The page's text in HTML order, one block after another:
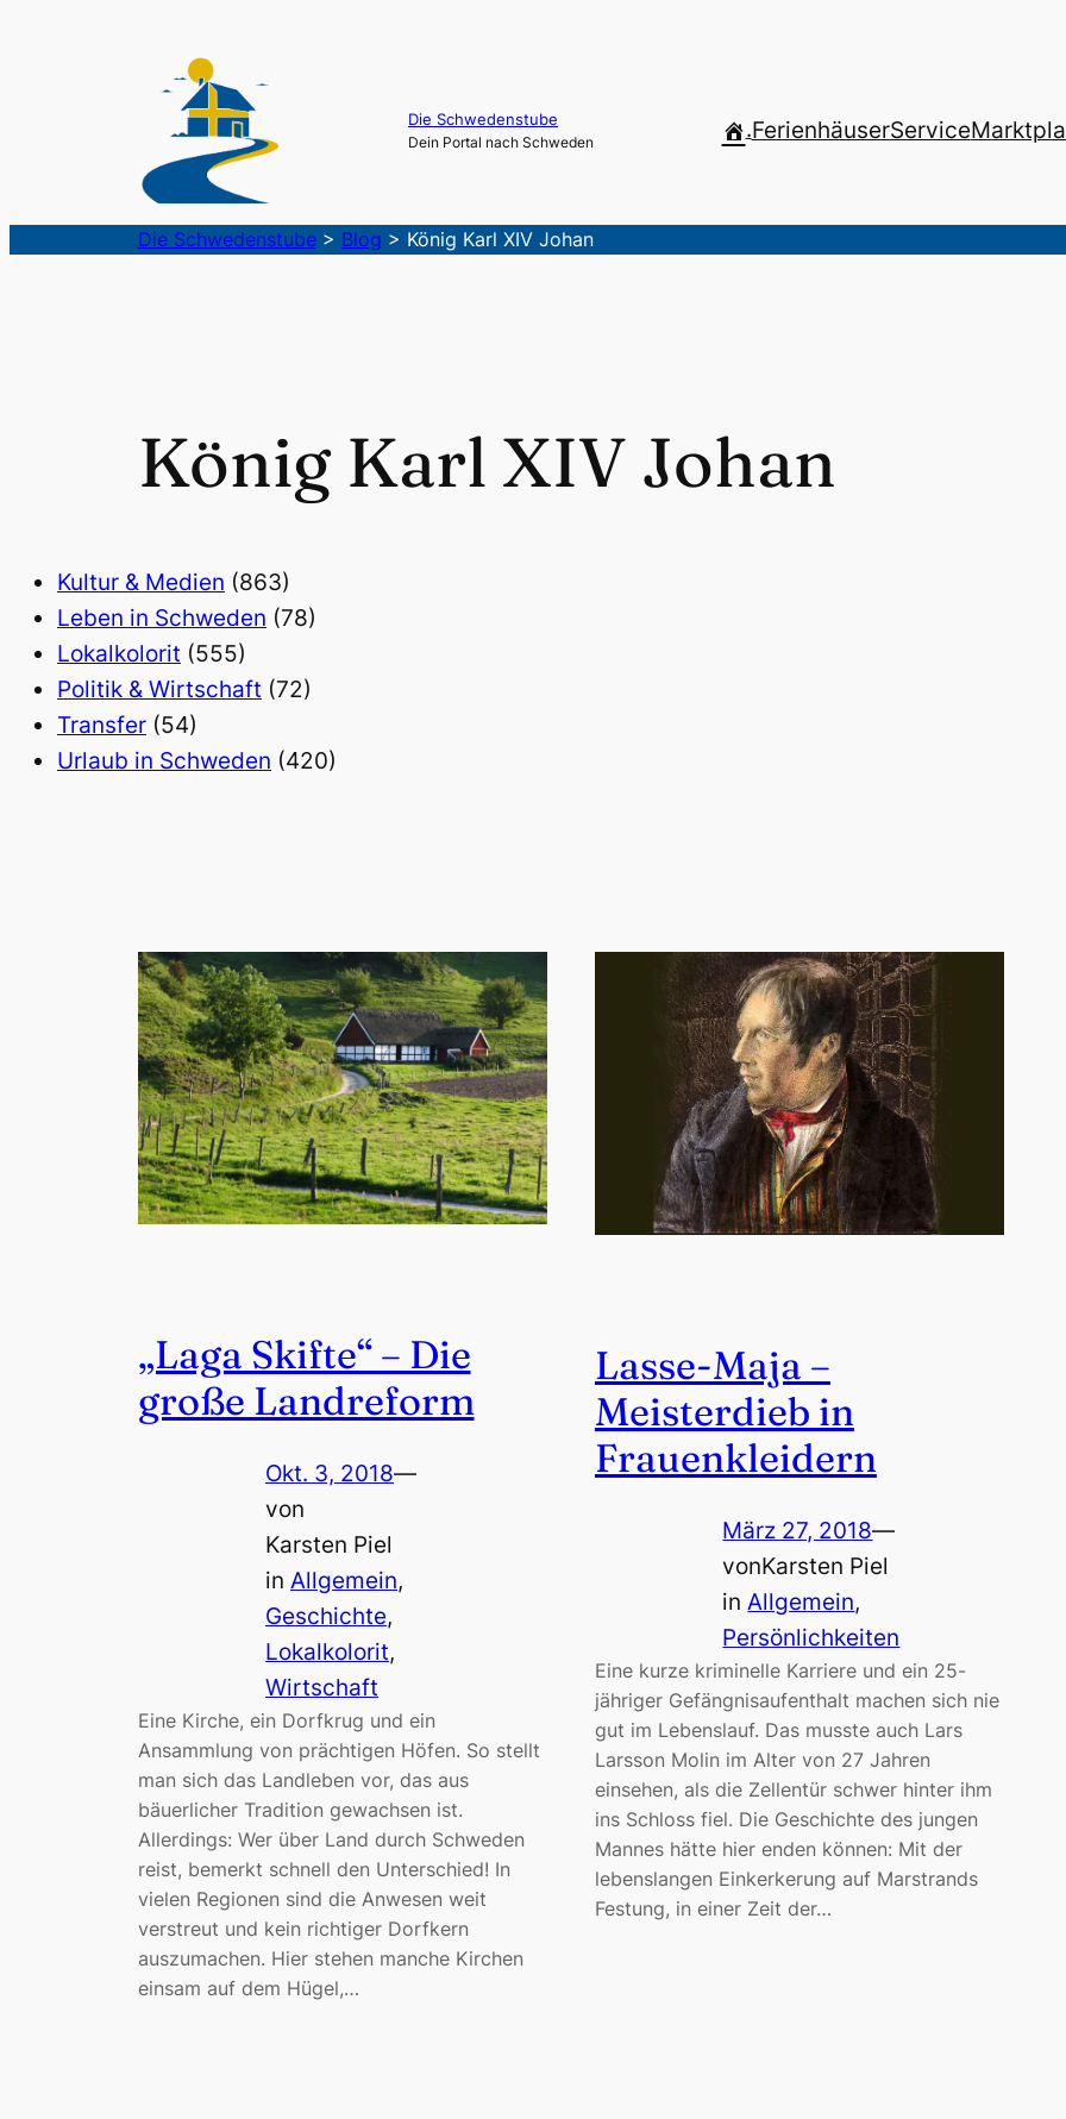
Die Schwedenstube
Dein Portal nach Schweden .FerienhäuserService
Die Schwedenstube> Blog > König Karl XIV Johan
König Karl XIV Johan
Kultur & Medien (863)
Leben in Schweden (78)
Lokalkolorit (555)
Politik & Wirtschaft (72)
Transfer (54)
Urlaub in Schweden (420)
„Laga Skifte“ – Die
große Landreform
Okt. 3, 2018—
von
Karsten Piel
inAllgemein
Geschichte
Lokalkolorit
Wirtschaft
Eine Kirche, ein Dorfkrug und ein
Ansammlung von prächtigen Höfen. So stellt
man sich das Landleben vor, das aus
bäuerlicher Tradition gewachsen ist.
Allerdings: Wer über Land durch Schweden
reist, bemerkt schnell den Unterschied! In
vielen Regionen sind die Anwesen weit
verstreut und kein richtiger Dorfkern
auszumachen. Hier stehen manche Kirchen
einsam auf dem Hügel,…
Lasse-Maja –
Meisterdieb in
Frauenkleidern
März 27, 2018—
vonKarsten Piel
inAllgemein
Persönlichkeiten
Eine kurze kriminelle Karriere und ein 25-
jähriger Gefängnisaufenthalt machen sich nie
gut im Lebenslauf. Das musste auch Lars
Larsson Molin im Alter von 27 Jahren
einsehen, als die Zellentür schwer hinter ihm
ins Schloss fiel. Die Geschichte des jungen
Mannes hätte hier enden können: Mit der
lebenslangen Einkerkerung auf Marstrands
Festung, in einer Zeit der…